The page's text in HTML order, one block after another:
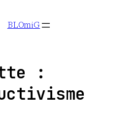
BLOmiG
: